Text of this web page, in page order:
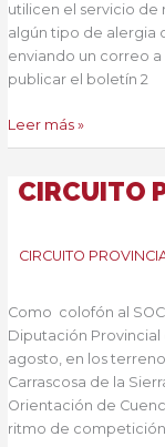
utilicen el servicio de
algún tipo de alergia
enviando un correo a
publicar el boletín 2
SOC’17
Serranía
Camp.
Leer más »
CIRCUITO
CIRCUITO
Como colofón al
Diputación Provincial
agosto, en los
Carrascosa de la
Orientación de
ritmo de